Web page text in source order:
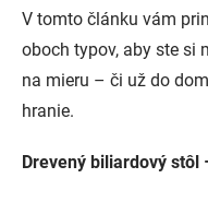
V tomto článku vám
oboch typov, aby ste si
na mieru – či už do
hranie.
Drevený biliardový stôl